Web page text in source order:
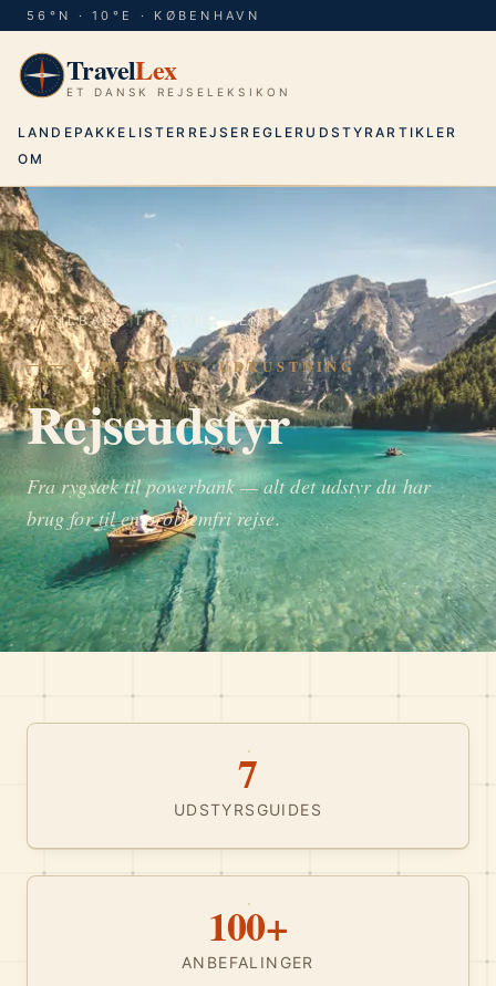
56°N · 10°E · KØBENHAVN
TravelLex
ET DANSK REJSELEKSIKON
LANDE PAKKELISTER REJSEREGLER UDSTYRARTIKLER
OM
← TILBAGE TIL FORSIDEN
KAPITEL IV · UDRUSTNING
Rejseudstyr
Fra rygsæk til powerbank — alt det udstyr du har
brug for til en problemfri rejse.
7
UDSTYRSGUIDES
100+
ANBEFALINGER